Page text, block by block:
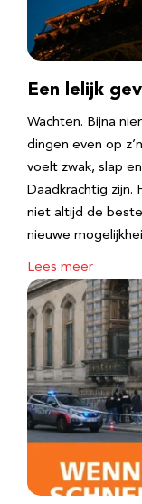
Een lelijk
Wachten. Bijna
dingen even op
voelt zwak, slap
Daadkrachtig zijn.
niet altijd de
nieuwe
Lees meer